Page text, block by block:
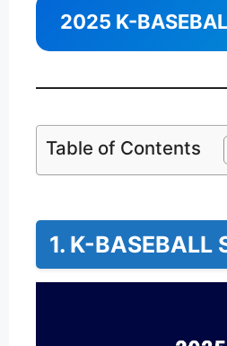
2025 K-
Table of Contents
1. K-BASEBALL